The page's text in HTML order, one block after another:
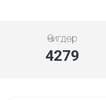
Өчигдөр
4279